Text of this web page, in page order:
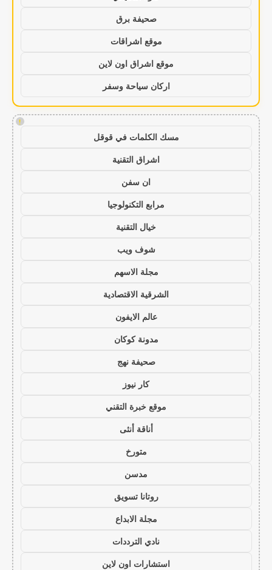
صحيفة برق
موقع اشراقات
موقع اشراق اون لاين
اركان سياحة وسفر
!
مسك الكلمات في قوقل
اشراق التقنية
ان سفن
مرابع التكنولوجيا
خيال التقنية
شوف ويب
مجلة الاسهم
الشرقية الاقتصادية
عالم الايفون
مدونة كوكان
صحيفة نهج
كار نيوز
موقع خبرة التقني
أناقة أنثى
متورخ
مدسن
روتانا تسويق
مجلة الابداع
نادي الترددات
استشارات اون لاين